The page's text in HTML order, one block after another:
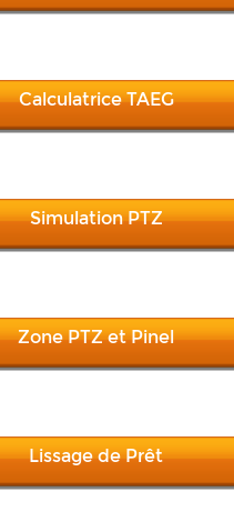
Calculatrice TAEG
Simulation PTZ
Zone PTZ et Pinel
Lissage de Prêt